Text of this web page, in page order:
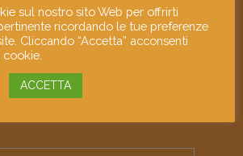
dicci la tua!
sul nostro sito Web per offrirti
ricordando le tue preferenze
Cliccando “Accetta” acconsenti
ACCETTA